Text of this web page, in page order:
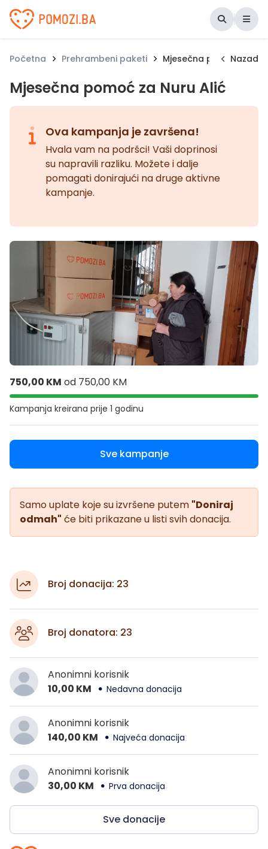
Udruženje Pomozi.ba
Početna Prehrambeni paketi Mjesečna pomoć za
Nazad
Mjesečna pomoć za Nuru Alić
Ova kampanja je završena!
Hvala vam na podršci! Vaši doprinosi
su napravili razliku. Možete i dalje
pomagati donirajući na druge aktivne
kampanje.
750,00 KM od 750,00 KM
Kampanja kreirana prije 1 godinu
Sve kampanje
Samo uplate koje su izvršene putem "Doniraj
odmah" će biti prikazane u listi svih donacija.
Broj donacija: 23
Broj donatora: 23
Anonimni korisnik
10,00 KM
Nedavna donacija
Anonimni korisnik
140,00 KM
Najveća donacija
Anonimni korisnik
30,00 KM
Prva donacija
Sve donacije